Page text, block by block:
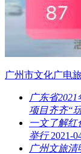
广州市文化广电
广东省
项目齐齐“
一文了解红
举行 2021-
广州文旅清